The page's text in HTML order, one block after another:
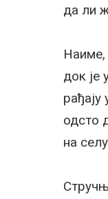
да ли
Наиме,
док је
одсто
на